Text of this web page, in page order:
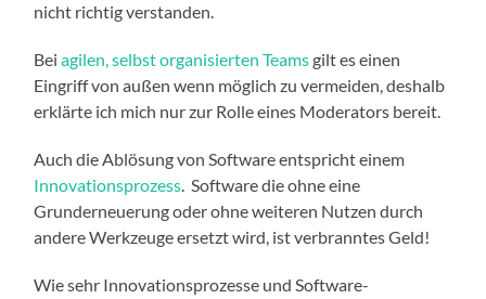
nicht richtig verstanden.
Beiagilen, selbst organisierten Teamsgilt es einen
Eingriff von außen wenn möglich zu vermeiden, deshalb
erklärte ich mich nur zur Rolle eines Moderators bereit.
Auch die Ablösung von Software entspricht einem
Innovationsprozess. Software die ohne eine
Grunderneuerung oder ohne weiteren Nutzen durch
andere Werkzeuge ersetzt wird, ist verbranntes Geld!
Wie sehr Innovationsprozesse und Software-